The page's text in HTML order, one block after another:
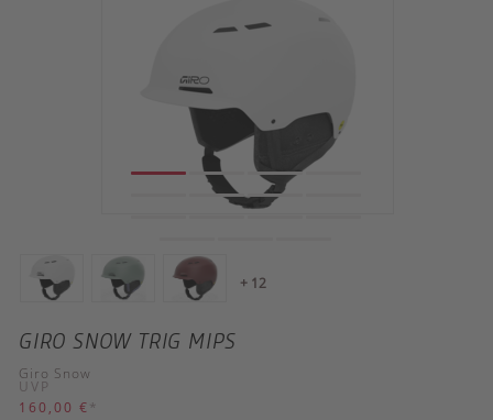
+ 12
GIRO SNOW TRIG MIPS
Giro Snow
UVP
160,00 € *